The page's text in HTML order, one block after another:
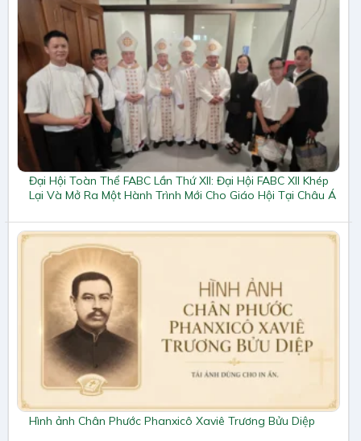
Đại Hội Toàn Thể FABC Lần Thứ XII: Đại Hội FABC XII Khép
Lại Và Mở Ra Một Hành Trình Mới Cho Giáo Hội Tại Châu Á
Hình ảnh Chân Phước Phanxicô Xaviê Trương Bửu Diệp